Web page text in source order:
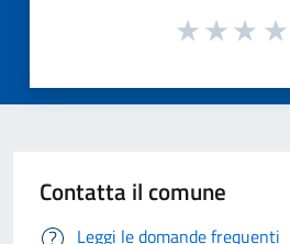
Contatta il comune
Leggi le domande frequenti